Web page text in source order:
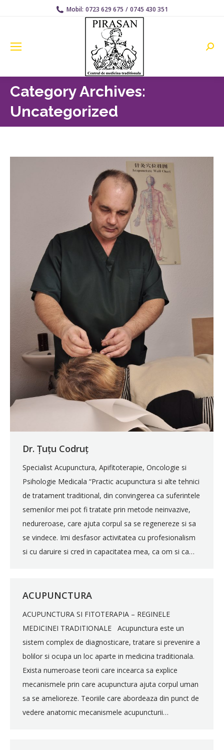
Mobil: 0723 629 675 / 0745 430 351
Category Archives:
Uncategorized
Dr. Țuțu Codruț
Specialist Acupunctura, Apifitoterapie, Oncologie si
Psihologie Medicala “Practic acupunctura si alte tehnici
de tratament traditional, din convingerea ca suferintele
semenilor mei pot fi tratate prin metode neinvazive,
nedureroase, care ajuta corpul sa se regenereze si sa
se vindece. Imi desfasor activitatea cu profesionalism
si cu daruire si cred in capacitatea mea, ca om si ca…
ACUPUNCTURA
ACUPUNCTURA SI FITOTERAPIA – REGINELE
MEDICINEI TRADITIONALE Acupunctura este un
sistem complex de diagnosticare, tratare si prevenire a
bolilor si ocupa un loc aparte in medicina traditionala.
Exista numeroase teorii care incearca sa explice
mecanismele prin care acupunctura ajuta corpul uman
sa se amelioreze. Teoriile care abordeaza din punct de
vedere anatomic mecanismele acupuncturii…